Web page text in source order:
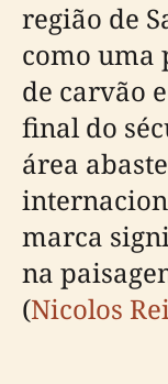
região de
como uma
de carvão
final do
área
marca
na
(Nicolos